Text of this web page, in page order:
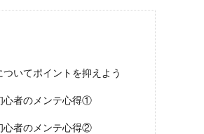
ロードバイクのタイヤはとても細いので、慣れ
ない初心者のうちは車道と歩道の境目の段差に
ジャイアントのロードバイクのブロ
ついてポイントを抑えよう
心者のメンテ心得①
心者のメンテ心得②